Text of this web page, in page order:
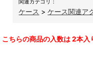
関連カテゴリ：
ケース >ケース関連ア
こちらの商品の入数は 2本入